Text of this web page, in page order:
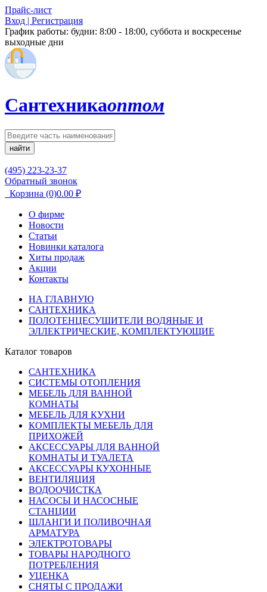
Прайс-лист
Вход | Регистрация
График работы: будни: 8:00 - 18:00, суббота и воскресенье
выходные дни
Сантехникаоптом
найти
(495) 223-23-37
Обратный звонок
Корзина (0)0.00 ₽
О фирме
Новости
Статьи
Новинки каталога
Хиты продаж
Акции
Контакты
НА ГЛАВНУЮ
САНТЕХНИКА
ПОЛОТЕНЦЕСУШИТЕЛИ ВОДЯНЫЕ И
ЭЛЛЕКТРИЧЕСКИЕ, КОМПЛЕКТУЮЩИЕ
Каталог товаров
САНТЕХНИКА
СИСТЕМЫ ОТОПЛЕНИЯ
МЕБЕЛЬ ДЛЯ ВАННОЙ
КОМНАТЫ
МЕБЕЛЬ ДЛЯ КУХНИ
КОМПЛЕКТЫ МЕБЕЛЬ ДЛЯ
ПРИХОЖЕЙ
АКСЕССУАРЫ ДЛЯ ВАННОЙ
КОМНАТЫ И ТУАЛЕТА
АКСЕССУАРЫ КУХОННЫЕ
ВЕНТИЛЯЦИЯ
ВОДООЧИСТКА
НАСОСЫ И НАСОСНЫЕ
СТАНЦИИ
ШЛАНГИ И ПОЛИВОЧНАЯ
АРМАТУРА
ЭЛЕКТРОТОВАРЫ
ТОВАРЫ НАРОДНОГО
ПОТРЕБЛЕНИЯ
УЦЕНКА
СНЯТЫ С ПРОДАЖИ